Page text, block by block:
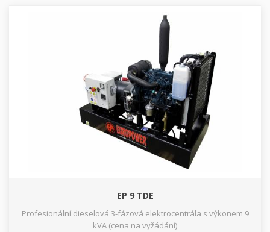
EP 9 TDE
Profesionální dieselová 3-fázová elektrocentrála s výkonem 9
kVA (cena na vyžádání)